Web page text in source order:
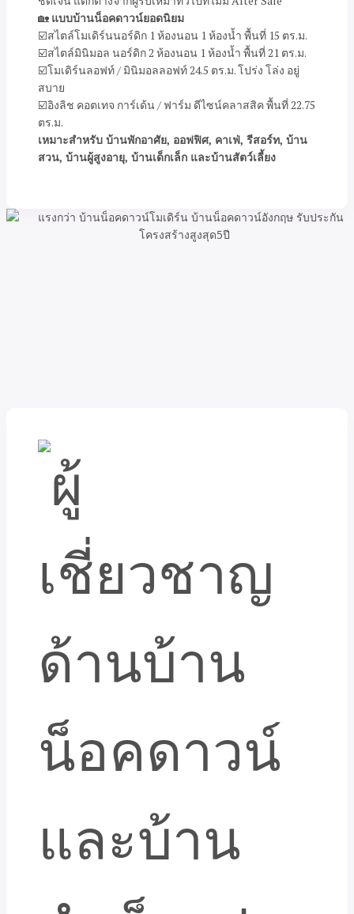
🏡 แบบบ้านน็อคดาวน์ยอดนิยม
☑️สไตล์โมเดิร์นนอร์ดิก 1 ห้องนอน 1 ห้องน้ำ พื้นที่ 15 ตร.ม.
☑️สไตล์มินิมอล นอร์ดิก 2 ห้องนอน 1 ห้องน้ำ พื้นที่ 21 ตร.ม.
☑️โมเดิร์นลอฟท์ / มินิมอลลอฟท์ 24.5 ตร.ม. โปร่ง โล่ง อยู่
สบาย
☑️อิงลิช คอตเทจ การ์เด้น / ฟาร์ม ดีไซน์คลาสสิค พื้นที่ 22.75
ตร.ม.
เหมาะสำหรับ บ้านพักอาศัย, ออฟฟิศ, คาเฟ่, รีสอร์ท, บ้าน
สวน, บ้านผู้สูงอายุ, บ้านเด็กเล็ก และบ้านสัตว์เลี้ยง